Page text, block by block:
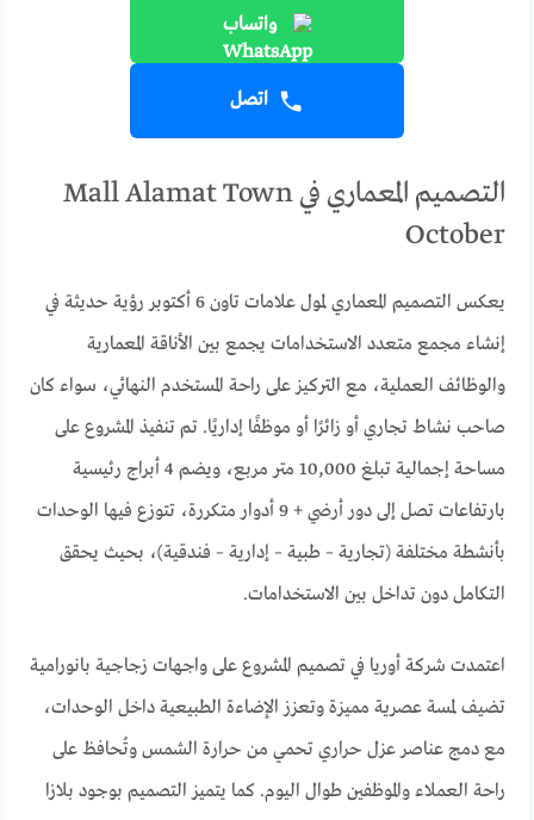
واتساب
اتصل
التصميم المعماري في Mall Alamat Town
October
يعكس التصميم المعماري لمول علامات تاون 6 أكتوبر رؤية حديثة في
إنشاء مجمع متعدد الاستخدامات يجمع بين الأناقة المعمارية
والوظائف العملية، مع التركيز على راحة المستخدم النهائي، سواء كان
صاحب نشاط تجاري أو زائرًا أو موظفًا إداريًا. تم تنفيذ المشروع على
مساحة إجمالية تبلغ 10,000 متر مربع، ويضم 4 أبراج رئيسية
بارتفاعات تصل إلى دور أرضي + 9 أدوار متكررة، تتوزع فيها الوحدات
بأنشطة مختلفة (تجارية – طبية – إدارية – فندقية)، بحيث يحقق
التكامل دون تداخل بين الاستخدامات.
اعتمدت شركة أوريا في تصميم المشروع على واجهات زجاجية بانورامية
تضيف لمسة عصرية مميزة وتعزز الإضاءة الطبيعية داخل الوحدات،
مع دمج عناصر عزل حراري تحمي من حرارة الشمس وتُحافظ على
راحة العملاء والموظفين طوال اليوم. كما يتميز التصميم بوجود بلازا